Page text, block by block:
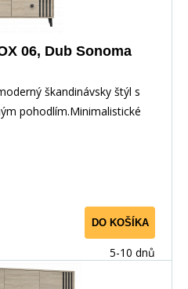
06, Dub Sonoma
škandinávsky štýl s
pohodlím.Minimalistické
DO KOŠÍKA
5-10 dnů